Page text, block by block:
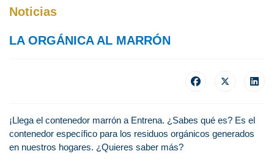
Noticias
LA ORGÁNICA AL MARRÓN
¡Llega el contenedor marrón a Entrena. ¿Sabes qué es? Es el
contenedor específico para los residuos orgánicos generados
en nuestros hogares. ¿Quieres saber más?